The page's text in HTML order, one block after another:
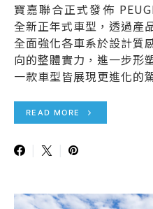
寶嘉聯合正式發佈
全新正年式車型，透過產
全面強化各車系於設計質
向的整體實力，進一步形
一款車型皆展現更進化的
READ MORE